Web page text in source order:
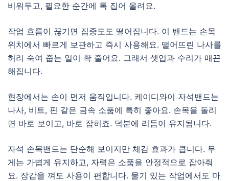
비워두고, 필요한 순간에 톡 집어 올려요.
작업 흐름이 끊기면 집중도도 떨어집니다. 이 밴드는 손목
위치에서 빠르게 보관하고 즉시 사용해요. 떨어뜨린 나사를
허리 숙여 줍는 일이 확 줄어요. 그래서 셋업과 수리가 매끈
해집니다.
현장에서는 손이 먼저 움직입니다. 케이디와이 자석밴드는
나사, 비트, 핀 같은 금속 소품에 특히 좋아요. 손목을 돌리
면 바로 보이고, 바로 잡히죠. 덕분에 리듬이 유지됩니다.
자석 손목밴드는 단순해 보이지만 체감 효과가 큽니다. 무
게는 가볍게 유지하고, 자력은 소품을 안정적으로 잡아줘
요. 장갑을 껴도 사용이 편합니다. 물기 있는 작업에서도 마